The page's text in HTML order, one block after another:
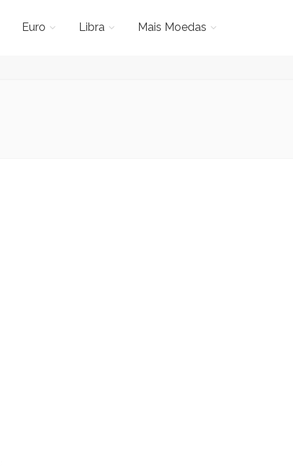
Euro Libra Mais Moedas